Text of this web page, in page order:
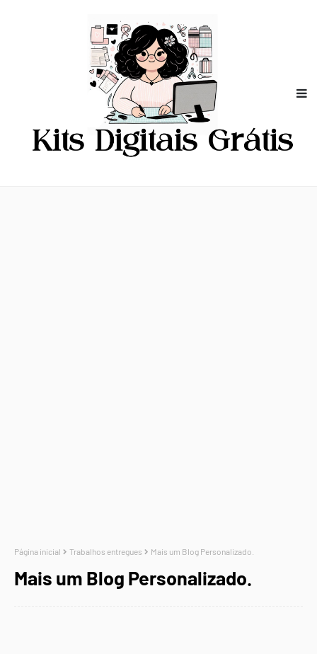
Página inicial Trabalhos entregues Mais um Blog Personalizado.
Mais um Blog Personalizado.